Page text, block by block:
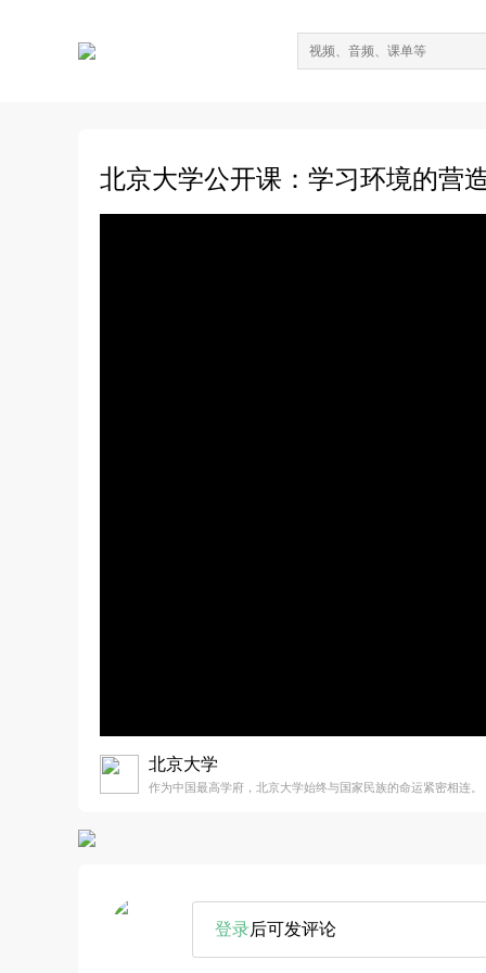
北京大学公开课：学习环境的营
北京大学
作为中国最高学府，北京大学始终与国家民族的命运紧密相连。
登录后可发评论